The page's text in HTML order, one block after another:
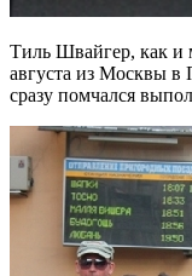
Тиль Швайгер, как и
августа из Москвы в
сразу помчался